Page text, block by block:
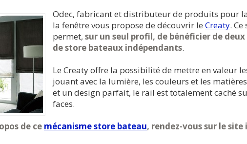
Medias web du bâtiment :le point
sur les audiences et les chiffres
annoncés
soumettre ?
nous signaler ?
Odec, fabricant et distributeur de produits pour
la fenêtre vous propose de découvrir le Creaty.
permet, sur un seul profil, de bénéficier de
de store bateaux indépendants.
Le Creaty offre la possibilité de mettre en valeur
jouant avec la lumière, les couleurs et les
et un design parfait, le rail est totalement caché
faces.
de ce mécanisme store bateau, rendez-vous sur le